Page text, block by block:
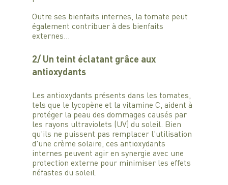
Outre ses bienfaits internes, la tomate peut
également contribuer à des bienfaits
externes…
2/ Un teint éclatant grâce aux
antioxydants
Les antioxydants présents dans les tomates,
tels que le lycopène et la vitamine C, aident à
protéger la peau des dommages causés par
les rayons ultraviolets (UV) du soleil. Bien
qu'ils ne puissent pas remplacer l'utilisation
d'une crème solaire, ces antioxydants
internes peuvent agir en synergie avec une
protection externe pour minimiser les effets
néfastes du soleil.